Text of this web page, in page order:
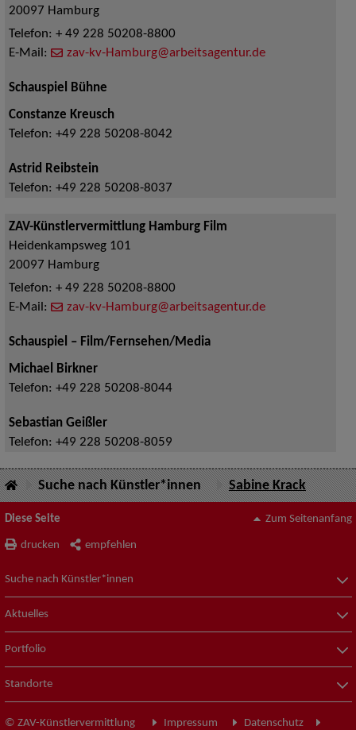
20097 Hamburg
Telefon: + 49 228 50208-8800
E-Mail:
zav-kv-Hamburg@arbeitsagentur.de
Schauspiel Bühne
Constanze Kreusch
Telefon: +49 228 50208-8042
Astrid Reibstein
Telefon: +49 228 50208-8037
ZAV-Künstlervermittlung Hamburg Film
Heidenkampsweg 101
20097 Hamburg
Telefon: + 49 228 50208-8800
E-Mail:
zav-kv-Hamburg@arbeitsagentur.de
Schauspiel – Film/Fernsehen/Media
Michael Birkner
Telefon: +49 228 50208-8044
Sebastian Geißler
Telefon: +49 228 50208-8059
Suche nach Künstler*innen Sabine Krack
Diese Seite
drucken empfehlen
Zum Seitenanfang
Suche nach Künstler*innen
Aktuelles
Portfolio
Standorte
© ZAV-Künstlervermittlung Impressum Datenschutz